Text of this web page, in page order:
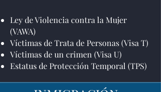
Ley de Violencia contra la Mujer
(VAWA)
Víctimas de Trata de Personas (Visa T)
Víctimas de un crimen (Visa U)
Estatus de Protección Temporal (TPS)